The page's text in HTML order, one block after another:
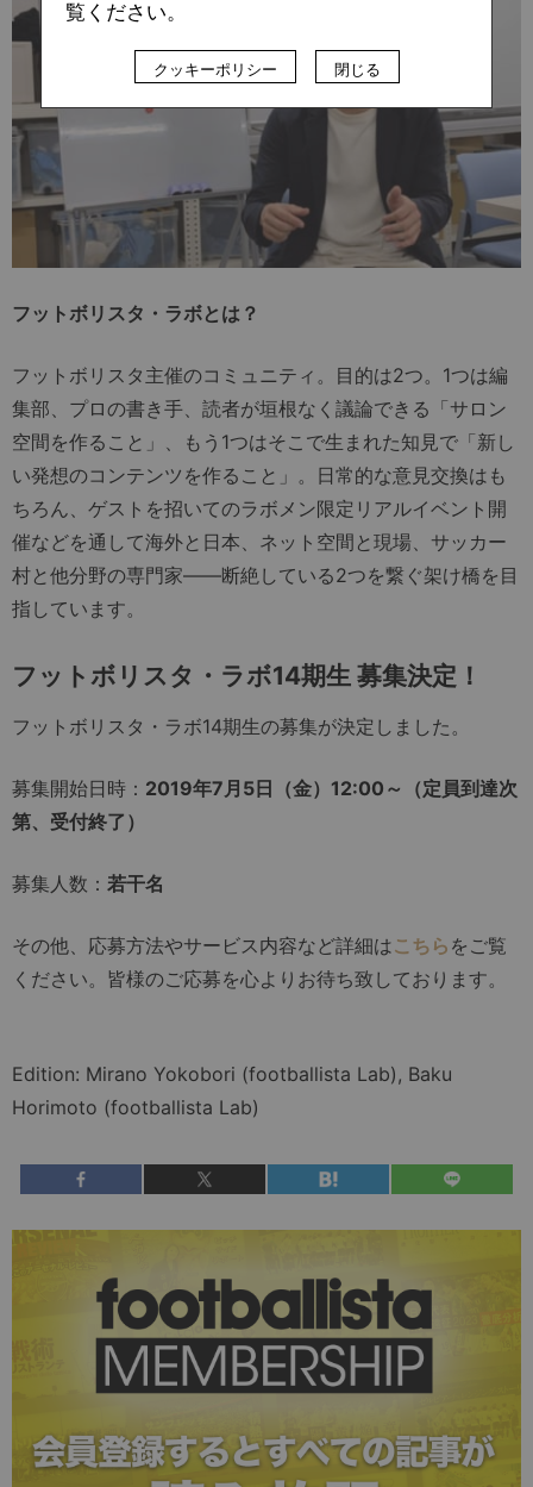
フットボリスタ・ラボとは？
フットボリスタ主催のコミュニティ。目的は2つ。1つは編
集部、プロの書き手、読者が垣根なく議論できる「サロン
空間を作ること」、もう1つはそこで生まれた知見で「新し
い発想のコンテンツを作ること」。日常的な意見交換はも
ちろん、ゲストを招いてのラボメン限定リアルイベント開
催などを通して海外と日本、ネット空間と現場、サッカー
村と他分野の専門家――断絶している2つを繋ぐ架け橋を目
指しています。
フットボリスタ・ラボ14期生 募集決定！
フットボリスタ・ラボ14期生の募集が決定しました。
募集開始日時： 2019年7月5日（金）12:00～（定員到達次
第、受付終了）
募集人数： 若干名
その他、応募方法やサービス内容など詳細はこちら をご覧
ください。皆様のご応募を心よりお待ち致しております。
Edition: Mirano Yokobori (footballista Lab), Baku
Horimoto (footballista Lab)
覧ください。
クッキーポリシー 閉じる